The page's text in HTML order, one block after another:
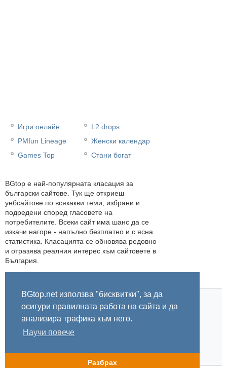
BGtop.net използва "бисквитки", за да
осигури правилната работа на сайта и да
анализира трафика към него.
Научи повече
Разбрах
Игри онлайн
PMfun Lineage
Games Top
L2 drops
Женски календар
Стани богат
BGtop e най-популярната класация за
български сайтове. Тук ще откриеш
уебсайтове по всякакви теми, избрани и
подредени според гласовете на
потребителите. Всеки сайт има шанс да се
изкачи нагоре - напълно безплатно и с ясна
статистика. Класацията се обновява редовно
и отразява реалния интерес към сайтовете в
България.
Начало Правила За BGtop.net
Пишете ни
Линк за гласуване
Бисквитки Поверителност
© 2002-2026 BGtop.net